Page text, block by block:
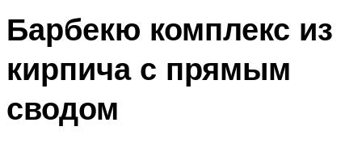
Барбекю комплекс из
кирпича с прямым
сводом